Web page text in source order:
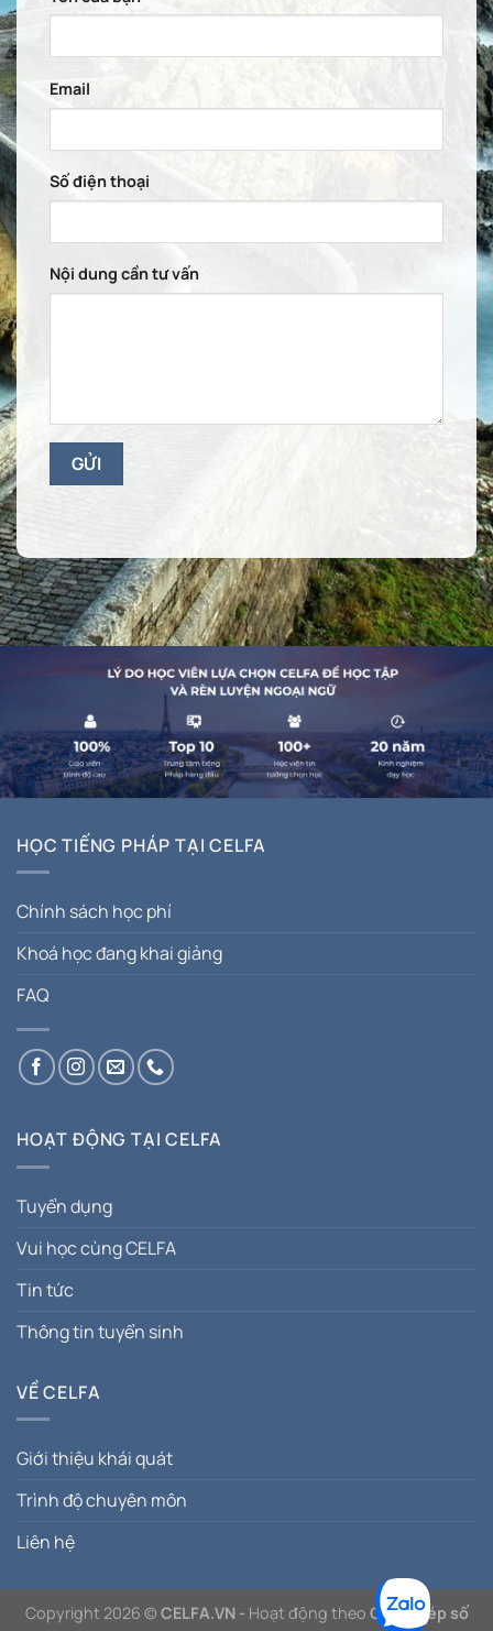
Email
Số điện thoại
Nội dung cần tư vấn
HỌC TIẾNG PHÁP TẠI CELFA
Chính sách học phí
Khoá học đang khai giảng
FAQ
HOẠT ĐỘNG TẠI CELFA
Tuyển dụng
Vui học cùng CELFA
Tin tức
Thông tin tuyển sinh
VỀ CELFA
Giới thiệu khái quát
Trình độ chuyên môn
Liên hệ
Copyright 2026 © CELFA.VN - Hoạt động theo Giấy phép số